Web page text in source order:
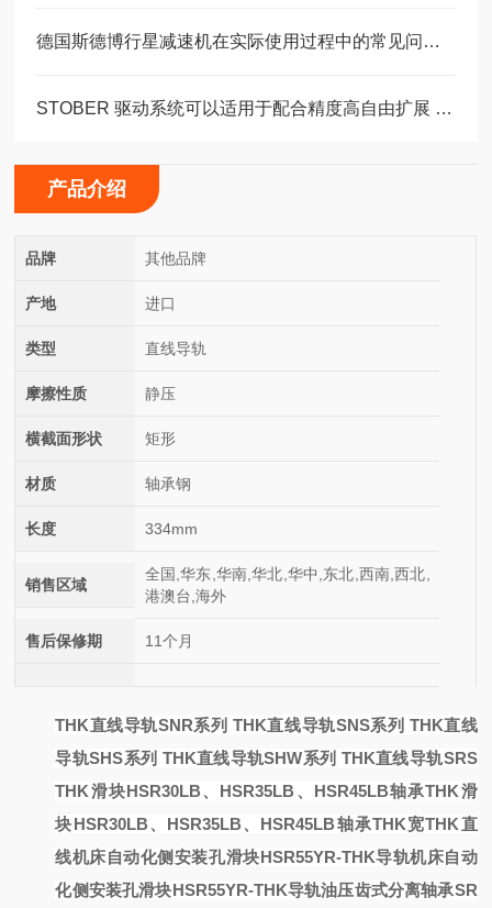
德国斯德博行星减速机在实际使用过程中的常见问题相应解决方法分享
STOBER 驱动系统可以适用于配合精度高自由扩展 – 方案。 ‍
产品介绍
品牌 其他品牌
产地 进口
类型 直线导轨
摩擦性质 静压
横截面形状 矩形
材质 轴承钢
长度 334mm
销售区域
全国,华东,华南,华北,华中,东北,西南,西北,
港澳台,海外
售后保修期 11个月
THK直线导轨SNR系列 THK直线导轨SNS系列 THK直线
导轨SHS系列 THK直线导轨SHW系列 THK直线导轨SRS
THK滑块HSR30LB、HSR35LB、HSR45LB轴承THK滑
块HSR30LB、HSR35LB、HSR45LB轴承THK宽THK直
线机床自动化侧安装孔滑块HSR55YR-THK导轨机床自动
化侧安装孔滑块HSR55YR-THK导轨油压齿式分离轴承SR